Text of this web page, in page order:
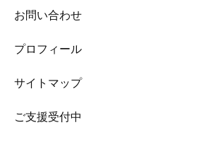
お問い合わせ
プロフィール
サイトマップ
ご支援受付中